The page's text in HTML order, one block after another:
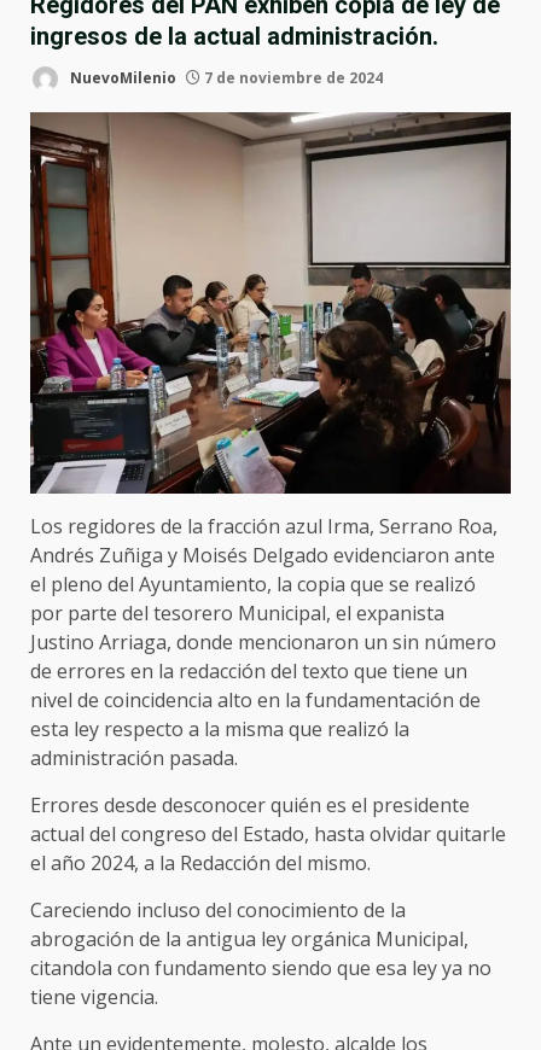
ingresos de la actual administración.
NuevoMilenio 7 de noviembre de 2024
Los regidores de la fracción azul Irma, Serrano Roa,
Andrés Zuñiga y Moisés Delgado evidenciaron ante
el pleno del Ayuntamiento, la copia que se realizó
por parte del tesorero Municipal, el expanista
Justino Arriaga, donde mencionaron un sin número
de errores en la redacción del texto que tiene un
nivel de coincidencia alto en la fundamentación de
esta ley respecto a la misma que realizó la
administración pasada.
Errores desde desconocer quién es el presidente
actual del congreso del Estado, hasta olvidar quitarle
el año 2024, a la Redacción del mismo.
Careciendo incluso del conocimiento de la
abrogación de la antigua ley orgánica Municipal,
citandola con fundamento siendo que esa ley ya no
tiene vigencia.
Ante un evidentemente, molesto, alcalde los